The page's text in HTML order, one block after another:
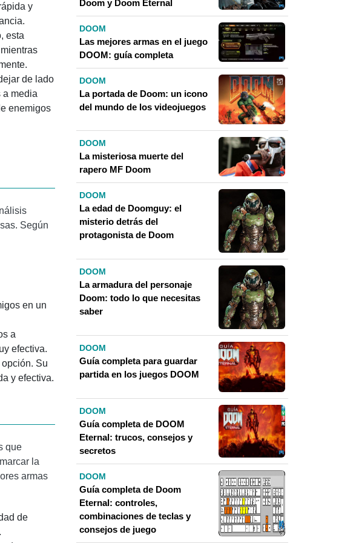
y
esta
de lado
a media
enemigos
Según
en un
a
efectiva.
Su
y efectiva.
que
la
armas
de
Doom y Doom Eternal
DOOM
Las mejores armas en el juego
DOOM: guía completa
DOOM
La portada de Doom: un icono
del mundo de los videojuegos
DOOM
La misteriosa muerte del
rapero MF Doom
DOOM
La edad de Doomguy: el
misterio detrás del
protagonista de Doom
DOOM
La armadura del personaje
Doom: todo lo que necesitas
saber
DOOM
Guía completa para guardar
partida en los juegos DOOM
DOOM
Guía completa de DOOM
Eternal: trucos, consejos y
secretos
DOOM
Guía completa de Doom
Eternal: controles,
combinaciones de teclas y
consejos de juego